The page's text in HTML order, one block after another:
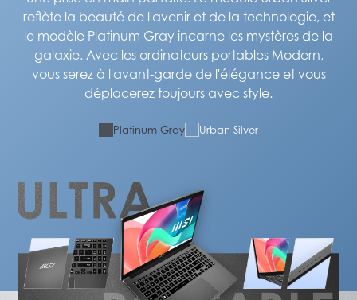
reflète la beauté de l'avenir et de la technologie, et
le modèle Platinum Gray incarne les mystères de la
galaxie. Avec les ordinateurs portables Modern,
vous serez à l'avant-garde de l'élégance et vous
déplacerez toujours avec style.
Platinum Gray Urban Silver